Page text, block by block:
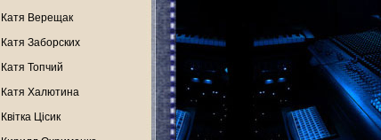
Катя Верещак
Катя Заборских
Катя Топчий
Катя Халютина
Квітка Цісик